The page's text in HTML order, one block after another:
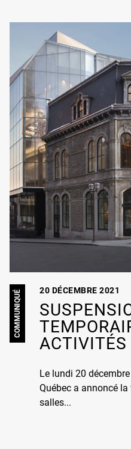
COMMUNIQUÉ
ACTIVITÉS
20 DÉCEMBRE 2021
Le lundi 20
Québec a annoncé
salles...